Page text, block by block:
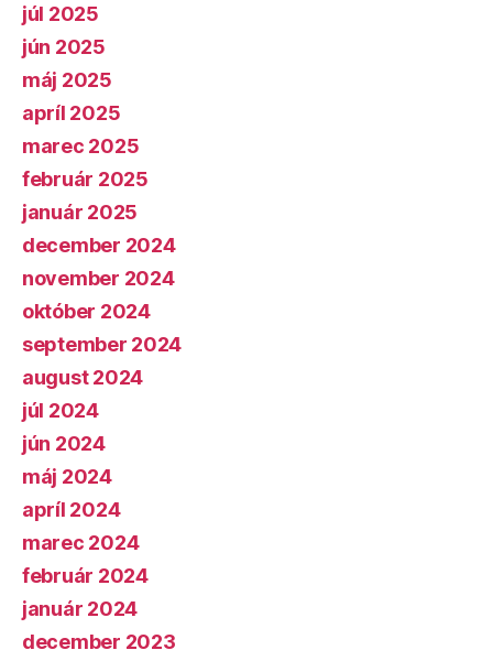
júl 2025
jún 2025
máj 2025
apríl 2025
marec 2025
február 2025
január 2025
december 2024
november 2024
október 2024
september 2024
august 2024
júl 2024
jún 2024
máj 2024
apríl 2024
marec 2024
február 2024
január 2024
december 2023